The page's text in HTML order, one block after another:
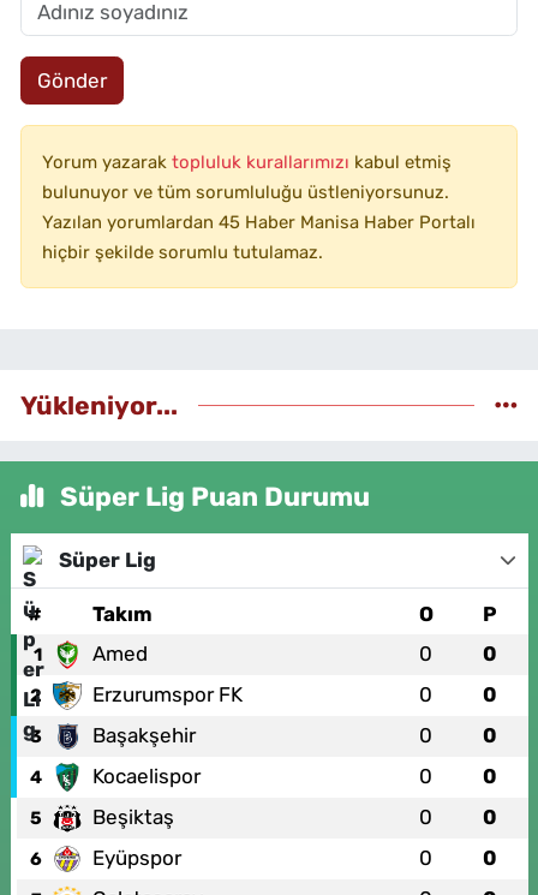
Gönder
Yorum yazarak topluluk kurallarımızı kabul etmiş
bulunuyor ve tüm sorumluluğu üstleniyorsunuz.
Yazılan yorumlardan 45 Haber Manisa Haber Portalı
hiçbir şekilde sorumlu tutulamaz.
Yükleniyor...
Süper Lig Puan Durumu
Süper Lig
# Takım O P
1 Amed 0 0
2 Erzurumspor FK 0 0
3 Başakşehir 0 0
4 Kocaelispor 0 0
5 Beşiktaş 0 0
6 Eyüpspor 0 0